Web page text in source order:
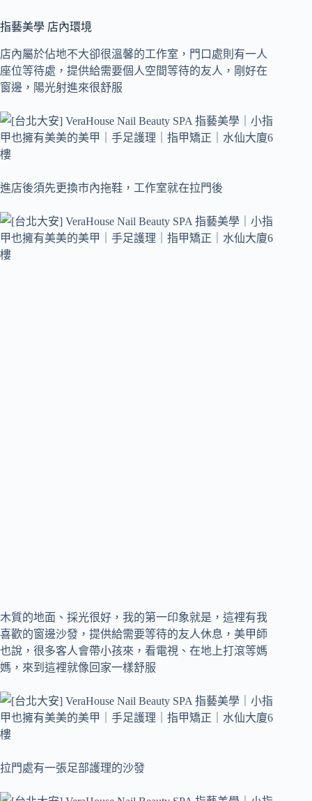
指藝美學 店內環境
店內屬於佔地不大卻很溫馨的工作室，門口處則有一人
座位等待處，提供給需要個人空間等待的友人，剛好在
窗邊，陽光射進來很舒服
進店後須先更換市內拖鞋，工作室就在拉門後
木質的地面、採光很好，我的第一印象就是，這裡有我
喜歡的窗邊沙發，提供給需要等待的友人休息，美甲師
也說，很多客人會帶小孩來，看電視、在地上打滾等媽
媽，來到這裡就像回家一樣舒服
拉門處有一張足部護理的沙發